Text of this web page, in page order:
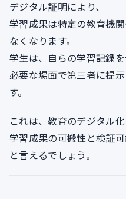
デジタル証明により、
学習成果は特定の教育機
なくなります。
学生は、自らの学習記録
必要な場面で第三者に提
す。
これは、教育のデジタル
学習成果の可搬性と検証
と言えるでしょう。